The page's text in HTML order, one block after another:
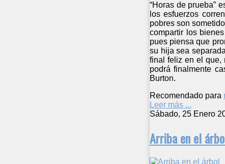
“Horas de prueba”
los esfuerzos
pobres son
compartir los
pues piensa que
su hija sea
final feliz en el que,
podrá finalmente
Burton.
Recomendado para
Leer más ...
Sábado, 25 Enero
Arriba en el